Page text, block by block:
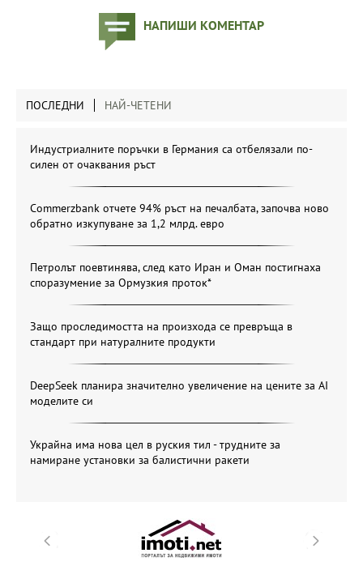
НАПИШИ КОМЕНТАР
ПОСЛЕДНИ НАЙ-ЧЕТЕНИ
Индустриалните поръчки в Германия са отбелязали по-
силен от очаквания ръст
Commerzbank отчете 94% ръст на печалбата, започва ново
обратно изкупуване за 1,2 млрд. евро
Петролът поевтинява, след като Иран и Оман постигнаха
споразумение за Ормузкия проток*
Защо проследимостта на произхода се превръща в
стандарт при натуралните продукти
DeepSeek планира значително увеличение на цените за AI
моделите си
Украйна има нова цел в руския тил - трудните за
намиране установки за балистични ракети